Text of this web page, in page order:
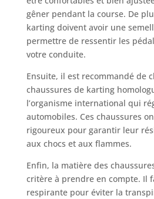
gêner pendant la course. De
karting doivent avoir une
permettre de ressentir les
votre conduite.
Ensuite, il est recommandé de
chaussures de karting
l’organisme international qui
automobiles. Ces chaussures
rigoureux pour garantir leur
aux chocs et aux flammes.
Enfin, la matière des
critère à prendre en compte. Il
respirante pour éviter la